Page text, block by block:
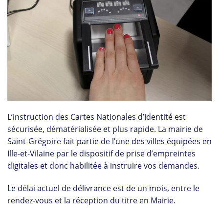
L’instruction des Cartes Nationales d’Identité est
sécurisée, dématérialisée et plus rapide. La mairie de
Saint-Grégoire fait partie de l’une des villes équipées en
Ille-et-Vilaine par le dispositif de prise d’empreintes
digitales et donc habilitée à instruire vos demandes.
Le délai actuel de délivrance est de un mois, entre le
rendez-vous et la réception du titre en Mairie.